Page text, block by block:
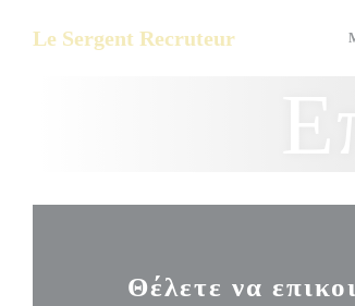
Le Sergent Recruteur
Θέλετε να